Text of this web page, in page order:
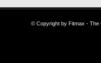
© Copyright by Fitmax - The